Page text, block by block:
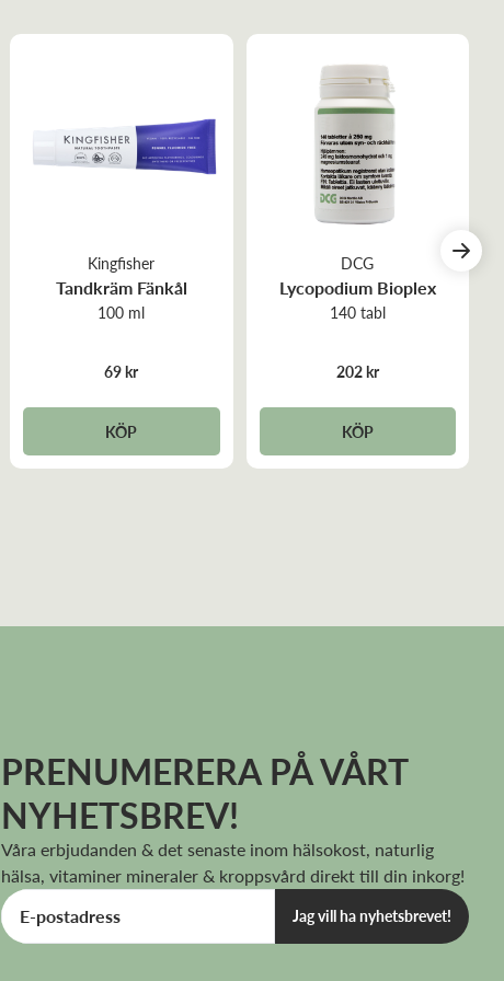
Kingfisher
Tandkräm Fänkål
100 ml
69 kr
KÖP
DCG
Lycopodium Bioplex
140 tabl
202 kr
KÖP
PRENUMERERA PÅ VÅRT
NYHETSBREV!
Våra erbjudanden & det senaste inom hälsokost, naturlig
hälsa, vitaminer mineraler & kroppsvård direkt till din inkorg!
Jag vill ha nyhetsbrevet!